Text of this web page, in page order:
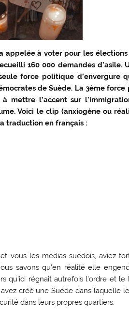
appelée à voter pour les élections
160 000 demandes d’asile.
force politique d’envergure
de Suède. La 3ème
mettre l’accent sur
Voici le clip (anxiogène ou
traduction en français :
vous les médias suédois, aviez
savons qu’en réalité elle
qu’ici régnait autrefois l’ordre et
créé une Suède dans laquelle
dans leurs propres quartiers.